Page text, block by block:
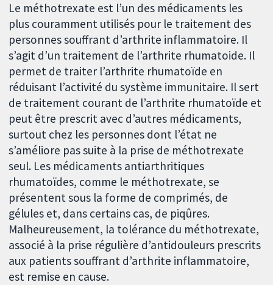
Le méthotrexate est l’un des médicaments les
plus couramment utilisés pour le traitement des
personnes souffrant d’arthrite inflammatoire. Il
s’agit d’un traitement de l’arthrite rhumatoide. Il
permet de traiter l’arthrite rhumatoïde en
réduisant l’activité du système immunitaire. Il sert
de traitement courant de l’arthrite rhumatoïde et
peut être prescrit avec d’autres médicaments,
surtout chez les personnes dont l’état ne
s’améliore pas suite à la prise de méthotrexate
seul. Les médicaments antiarthritiques
rhumatoïdes, comme le méthotrexate, se
présentent sous la forme de comprimés, de
gélules et, dans certains cas, de piqûres.
Malheureusement, la tolérance du méthotrexate,
associé à la prise régulière d’antidouleurs prescrits
aux patients souffrant d’arthrite inflammatoire,
est remise en cause.